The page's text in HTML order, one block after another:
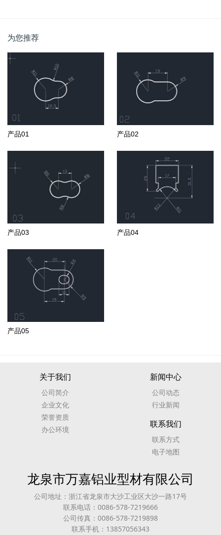
为您推荐
产品01 产品02
产品03 产品04
产品05
关于我们
公司简介
企业文化
荣誉资质
办公环境
新闻中心
公司动态
行业新闻
联系我们
联系方式
电子地图
龙泉市万嘉铝业型材有限公司
公司地址：浙江省龙泉市大沙工业区大沙一路17号
联系电话：0086-578-7219666
公司传真：0086-578-7219898
联系手机：13857056343